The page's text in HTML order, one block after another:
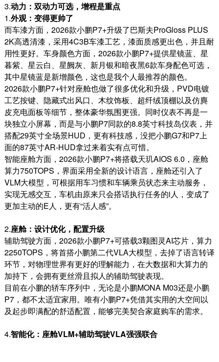
3.动力：双动力可选，增程是重点
1.外观：变得更帅了
而车漆方面， 2026款小鹏P7+升级了巴斯夫ProGloss PLUS
2K高透清漆，采用4C3B车漆工艺，漆面质感更出色，并且耐
用性更好。车身颜色方面， 2026款小鹏P7+提供星镜蓝、星
暮紫、星云白、星阙灰、新月银和暗夜黑6款车身配色可选，
其中星镜蓝是新增颜色，这也是我个人最推荐的颜色。
2026款小鹏P7+针对座舱也做了很多优化和升级， PVD电镀
工艺按键、隐藏式出风口、木纹饰板、超纤绒顶棚以及仿麂
皮充电面板等细节，整体豪华氛围更强。同时仪表不再是一
块独立小屏幕，而是与小鹏P7同款的8.8英寸科技岛仪表，并
搭配29英寸全场景HUD ，更有科技感，没把小鹏G7和P7上
面的87英寸AR-HUD拿过来着实有点可惜。
智能座舱方面， 2026款小鹏P7+将搭载天玑AIOS 6.0 ，座舱
算力750TOPS ，界面采用全新的设计语言，座舱还引入了
VLM大模型，可根据用车习惯和车辆乘员状态来主动服务，
实现无感交互，车机由原来只会搭话执行任务的i人，变成了
更加主动的E人，更有“活人感”。
2.座舱：设计优化，配置升级
辅助驾驶方面， 2026款小鹏P7+可搭载3颗图灵AI芯片，算力
2250TOPS ，将首搭小鹏第二代VLA大模型，去掉了语言转译
环节，对物理世界有更好的理解能力，在大数据和大算力的
加持下，会拥有更丝滑且拟人的辅助驾驶表现。
目前在小鹏的轿车序列中，无论是小鹏MONA M03还是小鹏
P7，都不太适宜家用。唯有小鹏P7+凭借其实用的大空间以
及起步即满配的舒适配置，能够完美契合家庭购车的需求。
4.智能化：座舱VLM+辅助驾驶VLA强强联合